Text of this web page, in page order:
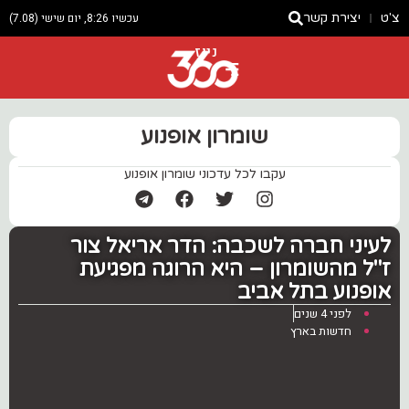
צ'ט יצירת קשר עכשיו 8:26, יום שישי (7.08)
ניוז
שומרון אופנוע
עקבו לכל עדכוני שומרון אופנוע
לעיני חברה לשכבה: הדר אריאל צור
ז"ל מהשומרון – היא הרוגה מפגיעת
אופנוע בתל אביב
לפני 4 שנים
חדשות בארץ